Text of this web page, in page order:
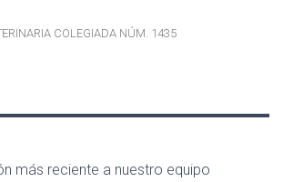
COLEGIADA NÚM. 1435
más reciente a nuestro equipo